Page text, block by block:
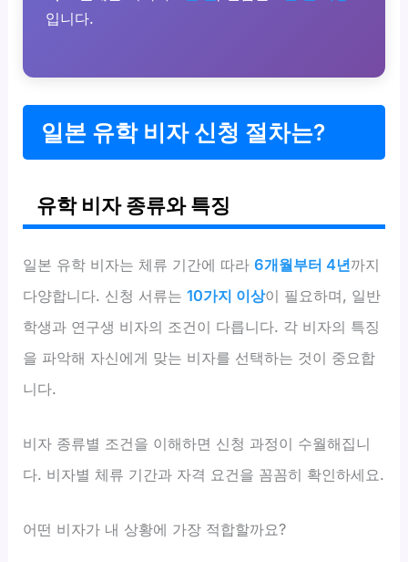
입니다.
일본 유학 비자 신청 절차는?
유학 비자 종류와 특징
일본 유학 비자는 체류 기간에 따라6개월부터 4년까지
다양합니다. 신청 서류는10가지 이상이 필요하며, 일반
학생과 연구생 비자의 조건이 다릅니다. 각 비자의 특징
을 파악해 자신에게 맞는 비자를 선택하는 것이 중요합
니다.
비자 종류별 조건을 이해하면 신청 과정이 수월해집니
다. 비자별 체류 기간과 자격 요건을 꼼꼼히 확인하세요.
어떤 비자가 내 상황에 가장 적합할까요?